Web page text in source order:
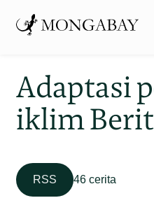
Adaptasi
iklim
RSS 46 cerita